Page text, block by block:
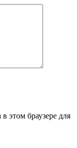
этом браузере для